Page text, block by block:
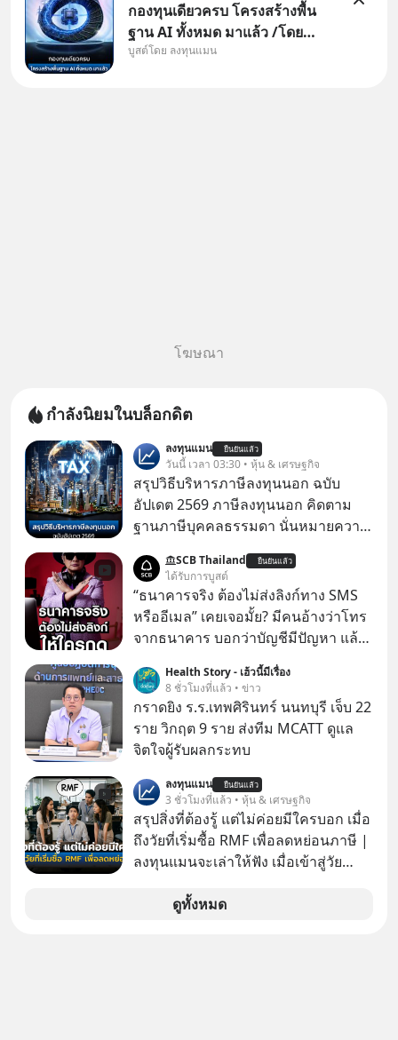
กองทุนเดียวครบ โครงสร้างพื้น
ฐาน AI ทั้งหมด มาแล้ว /โดย
ลงทุนแมน AI Supercycle คือช่วง
บูสต์โดย ลงทุนแมน
โฆษณา
กำลังนิยมในบล็อกดิต
ลงทุนแมน ยืนยันแล้ว
วันนี้ เวลา 03:30 • หุ้น & เศรษฐกิจ
สรุปวิธีบริหารภาษีลงทุนนอก ฉบับ
อัปเดต 2569 ภาษีลงทุนนอก คิดตาม
ฐานภาษีบุคคลธรรมดา นั่นหมายความ
SCB Thailand ยืนยันแล้ว
ได้รับการบูสต์
“ธนาคารจริง ต้องไม่ส่งลิงก์ทาง SMS
หรืออีเมล” เคยเจอมั้ย? มีคนอ้างว่าโทร
จากธนาคาร บอกว่าบัญชีมีปัญหา แล้ว
ทันที มาฟัง “ป้าเก๋าเล่ากลโกง” เพื่อรู้ทัน
มุกหลอกลวงในคราบความน่าเชื่อถือ
กันค่ะ #แก้เกมกลโกง #ป้าเก๋าเล่ากล
โกง #LivesSustainably #อยู่อย่าง
ยั่งยืน #CyberSecurity #ป้าเก๋า
#FraudEducation #FinancialLiteracy
#DigitalBankWithHumanTouch
Health Story - เฮ้วนี้มีเรื่อง
8 ชั่วโมงที่แล้ว • ข่าว
กราดยิง ร.ร.เทพศิรินทร์ นนทบุรี เจ็บ 22
ราย วิกฤต 9 ราย ส่งทีม MCATT ดูแล
จิตใจผู้รับผลกระทบ
ลงทุนแมน ยืนยันแล้ว
3 ชั่วโมงที่แล้ว • หุ้น & เศรษฐกิจ
สรุปสิ่งที่ต้องรู้ แต่ไม่ค่อยมีใครบอก เมื่อ
ถึงวัยที่เริ่มซื้อ RMF เพื่อลดหย่อนภาษี |
ลงทุนแมนจะเล่าให้ฟัง เมื่อเข้าสู่วัย
ดูทั้งหมด